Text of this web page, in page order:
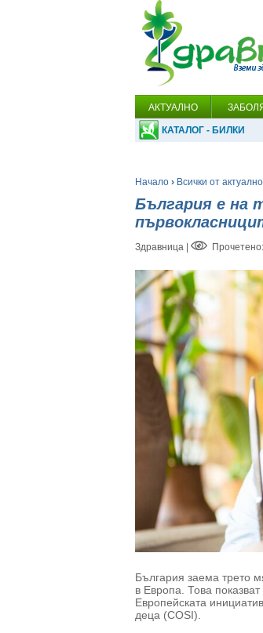
АКТУАЛНО
КАТАЛОГ - БИЛКИ
Начало › Всички от актуално
България е на
Здравница
България заема трето
в Европа. Това
Европейската
деца (COSI).